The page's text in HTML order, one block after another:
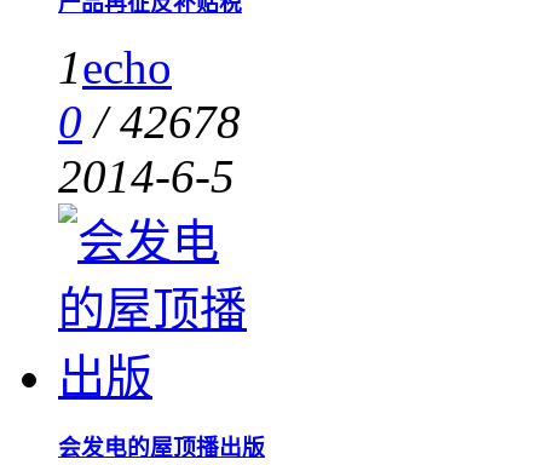
1echo
0 /42678
2014-6-5
会发电的屋顶播出版